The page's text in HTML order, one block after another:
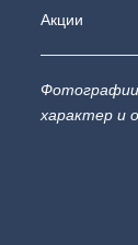
Акции
характер и